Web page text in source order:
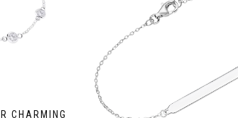
CHARMING